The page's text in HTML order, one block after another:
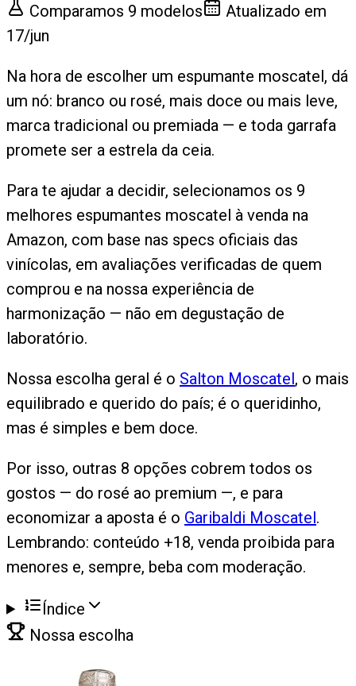
Comparamos 9 modelos
Atualizado em
17/jun
Na hora de escolher um espumante moscatel, dá
um nó: branco ou rosé, mais doce ou mais leve,
marca tradicional ou premiada — e toda garrafa
promete ser a estrela da ceia.
Para te ajudar a decidir, selecionamos os 9
melhores espumantes moscatel à venda na
Amazon, com base nas specs oficiais das
vinícolas, em avaliações verificadas de quem
comprou e na nossa experiência de
harmonização — não em degustação de
laboratório.
Nossa escolha geral é o Salton Moscatel, o mais
equilibrado e querido do país; é o queridinho,
mas é simples e bem doce.
Por isso, outras 8 opções cobrem todos os
gostos — do rosé ao premium —, e para
economizar a aposta é o Garibaldi Moscatel.
Lembrando: conteúdo +18, venda proibida para
menores e, sempre, beba com moderação.
Índice
Nossa escolha